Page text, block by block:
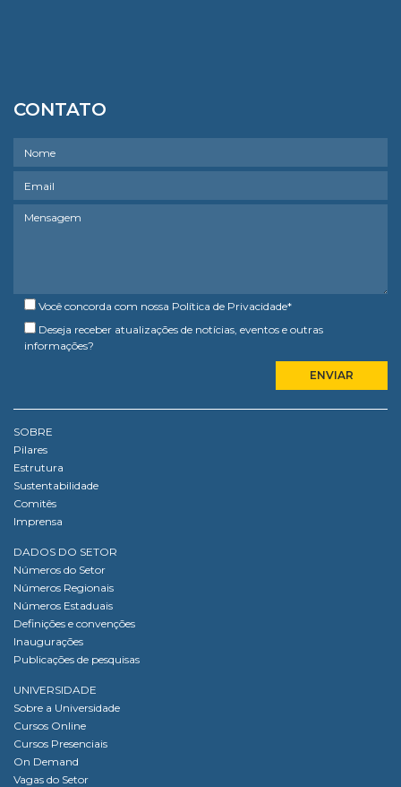
CONTATO
Você concorda com nossa Política de Privacidade*
Deseja receber atualizações de notícias, eventos e outras
informações?
SOBRE
Pilares
Estrutura
Sustentabilidade
Comitês
Imprensa
DADOS DO SETOR
Números do Setor
Números Regionais
Números Estaduais
Definições e convenções
Inaugurações
Publicações de pesquisas
UNIVERSIDADE
Sobre a Universidade
Cursos Online
Cursos Presenciais
On Demand
Vagas do Setor